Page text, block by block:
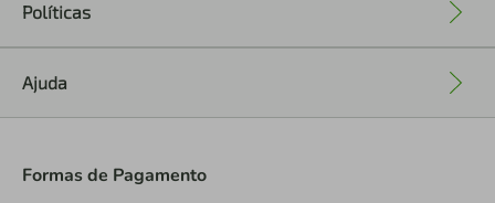
Políticas
Ajuda
Formas de Pagamento